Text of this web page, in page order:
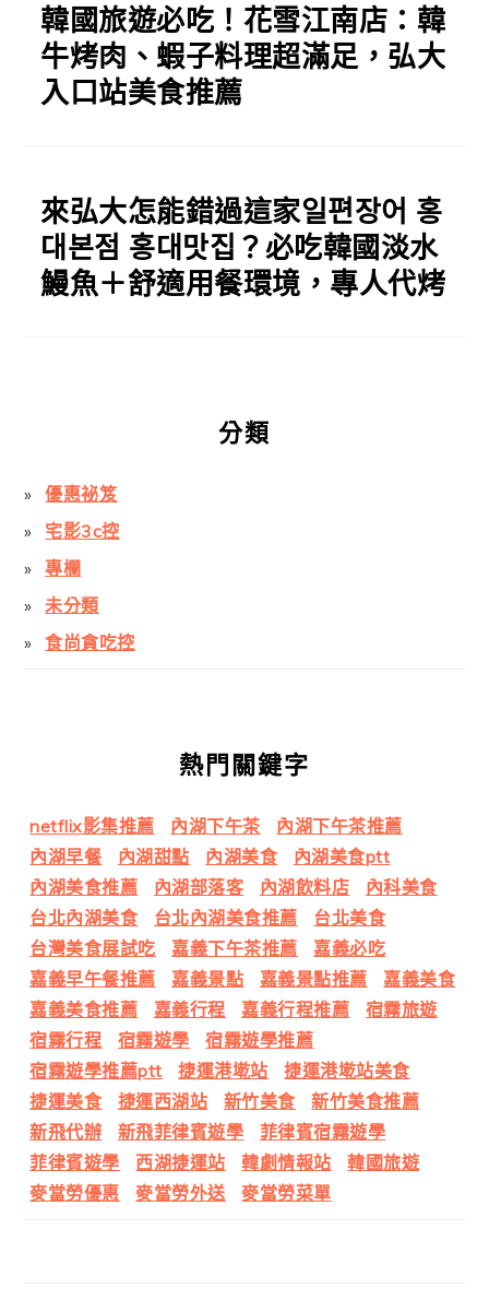
韓國旅遊必吃！花雪江南店：韓
牛烤肉、蝦子料理超滿足，弘大
入口站美食推薦
來弘大怎能錯過這家일편장어 홍
대본점 홍대맛집？必吃韓國淡水
鰻魚＋舒適用餐環境，專人代烤
分類
優惠祕笈
宅影3c控
專欄
未分類
食尚貪吃控
熱門關鍵字
netflix影集推薦 內湖下午茶
內湖下午茶推薦
內湖早餐
內湖甜點 內湖美食
內湖美食ptt
內湖美食推薦
內湖部落客 內湖飲料店
內科美食
台北內湖美食
台北內湖美食推薦
台北美食
台灣美食展試吃
嘉義下午茶推薦
嘉義必吃
嘉義早午餐推薦
嘉義景點 嘉義景點推薦
嘉義美食
嘉義美食推薦
嘉義行程 嘉義行程推薦
宿霧旅遊
宿霧行程
宿霧遊學
宿霧遊學推薦
宿霧遊學推薦ptt
捷運港墘站
捷運港墘站美食
捷運美食
捷運西湖站 新竹美食
新竹美食推薦
新飛代辦
新飛菲律賓遊學
菲律賓宿霧遊學
菲律賓遊學
西湖捷運站 韓劇情報站
韓國旅遊
麥當勞優惠
麥當勞外送 麥當勞菜單